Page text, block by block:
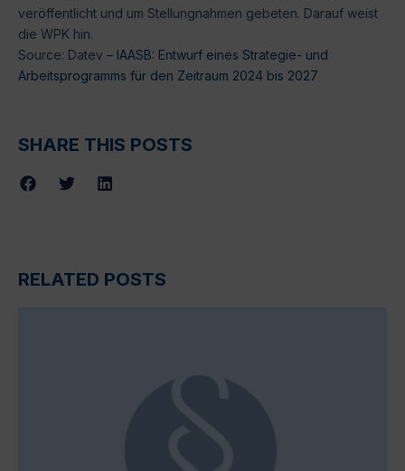
veröffentlicht und um Stellungnahmen gebeten. Darauf weist
die WPK hin.
Source: Datev – IAASB: Entwurf eines Strategie- und
Arbeitsprogramms für den Zeitraum 2024 bis 2027
SHARE THIS POSTS
RELATED POSTS